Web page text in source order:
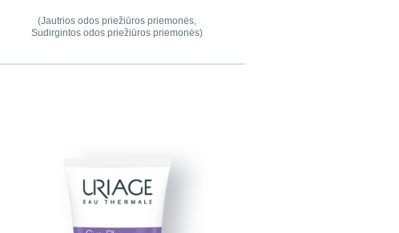
(Jautrios odos priežiūros priemonės,
Sudirgintos odos priežiūros priemonės)